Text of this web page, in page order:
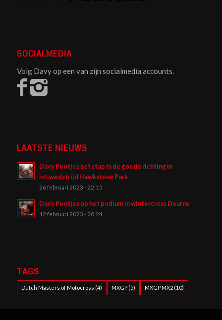
SOCIALMEDIA
Volg Davy op een van zijn socialmedia accounts.
LAATSTE NIEUWS
Davy Pootjes zet stap in de goede richting in
int.wedstrijd Hawkstone Park
26 februari 2023 - 22:15
Davy Pootjes op het podium in wintercross Deurne
12 februari 2023 - 20:24
TAGS
Dutch Masters of Motocross (4) MXGP(5) MXGP MX2(10)